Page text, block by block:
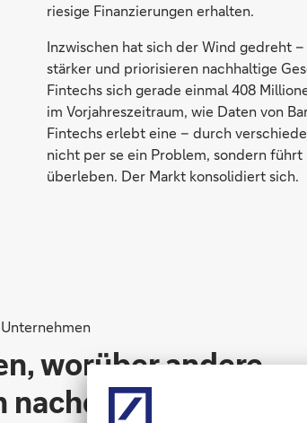
riesige Finanzierungen erhalten.
Inzwischen hat sich der Wind gedreht
stärker und priorisieren nachhaltige
Fintechs sich gerade einmal 408
im Vorjahreszeitraum, wie Daten von
Fintechs erlebt eine – durch
nicht per se ein Problem, sondern führt
überleben. Der Markt konsolidiert sich.
worüber andere